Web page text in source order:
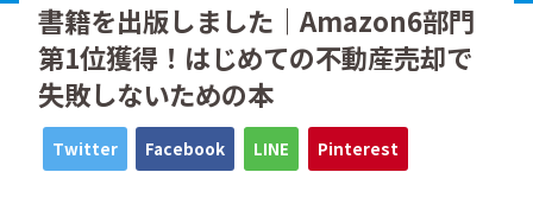
書籍を出版しました｜Amazon6部門
第1位獲得！はじめての不動産売却で
失敗しないための本
Twitter Facebook LINE Pinterest